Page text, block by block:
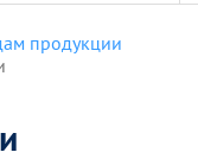
продукции